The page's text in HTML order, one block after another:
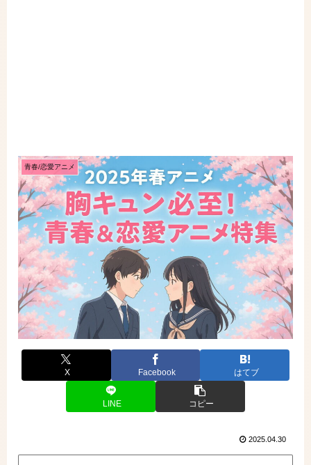
青春/恋愛アニメ
X Facebook はてブ
LINE コピー
2025.04.30